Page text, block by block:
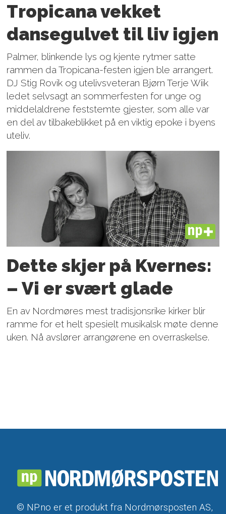
Tropicana vekket
dansegulvet til liv igjen
Palmer, blinkende lys og kjente rytmer satte
rammen da Tropicana-festen igjen ble arrangert.
DJ Stig Rovik og utelivsveteran Bjørn Terje Wiik
ledet selvsagt an sommerfesten for unge og
middelaldrene feststemte gjester, som alle var
en del av tilbakeblikket på en viktig epoke i byens
uteliv.
PLUS
Dette skjer på Kvernes:
– Vi er svært glade
En av Nordmøres mest tradisjonsrike kirker blir
ramme for et helt spesielt musikalsk møte denne
uken. Nå avslører arrangørene en overraskelse.
© NP.no er et produkt fra Nordmørsposten AS,